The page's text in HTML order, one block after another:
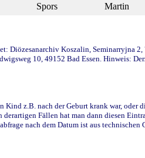
Spors Martin
Koszalin, Seminarryjna
10, 49152 Bad Essen. Hinweis:
z.B. nach der Geburt krank war,
Fällen hat man dann diesen
nach dem Datum ist aus